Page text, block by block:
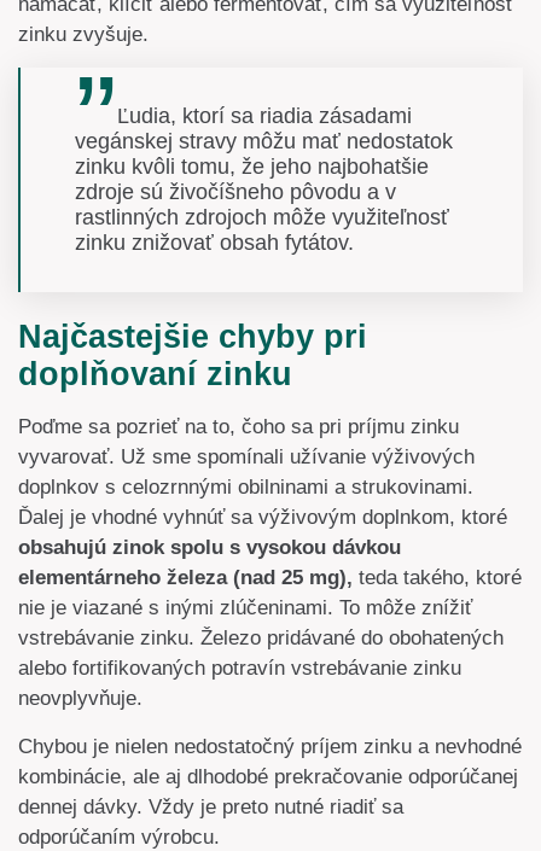
zinku zvyšuje.
Ľudia, ktorí sa riadia zásadami
vegánskej stravy môžu mať nedostatok
zinku kvôli tomu, že jeho najbohatšie
zdroje sú živočíšneho pôvodu a v
rastlinných zdrojoch môže využiteľnosť
zinku znižovať obsah fytátov.
Najčastejšie chyby pri
doplňovaní zinku
Poďme sa pozrieť na to, čoho sa pri príjmu zinku
vyvarovať. Už sme spomínali užívanie výživových
doplnkov s celozrnnými obilninami a strukovinami.
Ďalej je vhodné vyhnúť sa výživovým doplnkom, ktoré
obsahujú zinok spolu s vysokou dávkou
elementárneho železa (nad 25 mg), teda takého, ktoré
nie je viazané s inými zlúčeninami. To môže znížiť
vstrebávanie zinku. Železo pridávané do obohatených
alebo fortifikovaných potravín vstrebávanie zinku
neovplyvňuje.
Chybou je nielen nedostatočný príjem zinku a nevhodné
kombinácie, ale aj dlhodobé prekračovanie odporúčanej
dennej dávky. Vždy je preto nutné riadiť sa
odporúčaním výrobcu.